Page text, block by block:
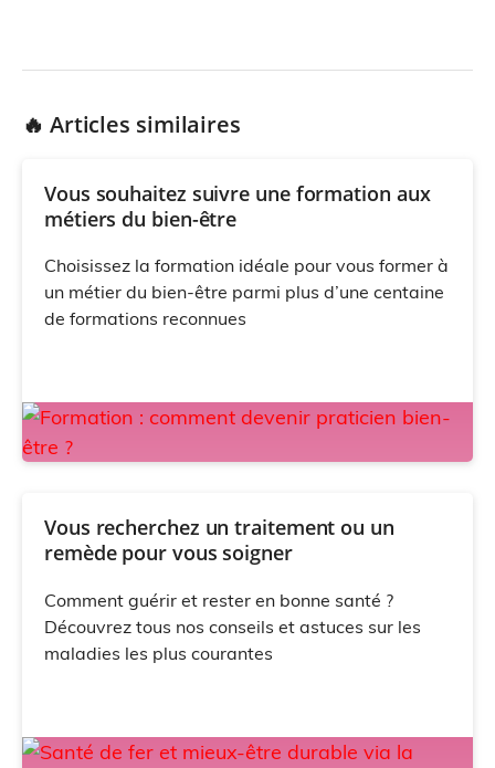
🔥 Articles similaires
Vous souhaitez suivre une formation aux
métiers du bien-être
Choisissez la formation idéale pour vous former à
un métier du bien-être parmi plus d’une centaine
de formations reconnues
Vous recherchez un traitement ou un
remède pour vous soigner
Comment guérir et rester en bonne santé ?
Découvrez tous nos conseils et astuces sur les
maladies les plus courantes